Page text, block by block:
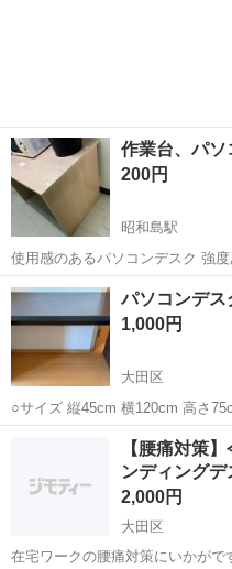
作業台、パソ
200円
昭和島駅
使用感のあるパソコンデスク 強
東京 大田区
パソコンデス
1,000円
大田区
○サイズ 縦45cm 横120cm 高さ75cm 板の厚
りますが、十分に使用できる綺
そのままの状態でのお渡しも可能です
テーブル
【腰痛対策
ンディングデ
2,000円
大田区
在宅ワークの腰痛対策にいかが